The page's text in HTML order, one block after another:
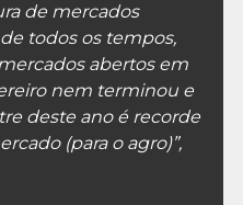
de mercados
todos os tempos,
abertos em
nem terminou e
deste ano é recorde
(para o agro)”,